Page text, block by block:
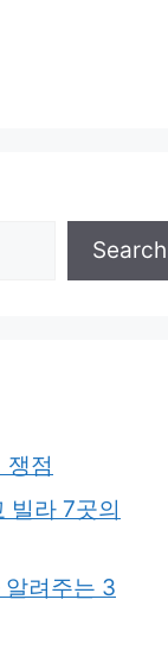
Search
점
빌라 7곳의
려주는 3